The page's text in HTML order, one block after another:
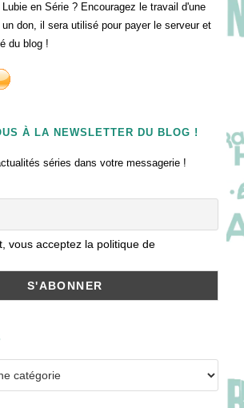
en Série ? Encouragez le travail d'une
don, il sera utilisé pour payer le serveur et
du blog !
À LA NEWSLETTER DU BLOG !
séries dans votre messagerie !
vous acceptez la politique de